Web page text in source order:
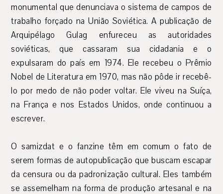
monumental que denunciava o sistema de campos de
trabalho forçado na União Soviética. A publicação de
Arquipélago Gulag enfureceu as autoridades
soviéticas, que cassaram sua cidadania e o
expulsaram do país em 1974. Ele recebeu o Prêmio
Nobel de Literatura em 1970, mas não pôde ir recebê-
lo por medo de não poder voltar. Ele viveu na Suíça,
na França e nos Estados Unidos, onde continuou a
escrever.
O samizdat e o fanzine têm em comum o fato de
serem formas de autopublicação que buscam escapar
da censura ou da padronização cultural. Eles também
se assemelham na forma de produção artesanal e na